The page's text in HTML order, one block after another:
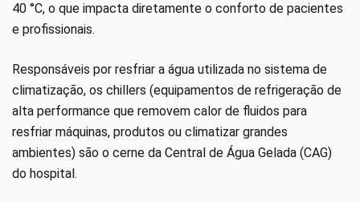
40 °C, o que impacta diretamente o conforto de pacientes
e profissionais.
Responsáveis por resfriar a água utilizada no sistema de
climatização, os chillers (equipamentos de refrigeração de
alta performance que removem calor de fluidos para
resfriar máquinas, produtos ou climatizar grandes
ambientes) são o cerne da Central de Água Gelada (CAG)
do hospital.